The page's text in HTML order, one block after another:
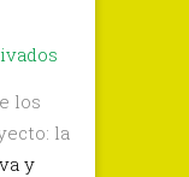
Guía
los
la
y